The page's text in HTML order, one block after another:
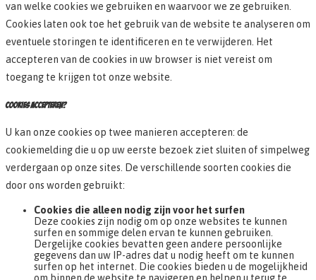
van welke cookies we gebruiken en waarvoor we ze gebruiken.
Cookies laten ook toe het gebruik van de website te analyseren om
eventuele storingen te identificeren en te verwijderen. Het
accepteren van de cookies in uw browser is niet vereist om
toegang te krijgen tot onze website.
COOKIES ACCEPTEREN?
U kan onze cookies op twee manieren accepteren: de
cookiemelding die u op uw eerste bezoek ziet sluiten of simpelweg
verdergaan op onze sites. De verschillende soorten cookies die
door ons worden gebruikt:
Cookies die alleen nodig zijn voor het surfen
Deze cookies zijn nodig om op onze websites te kunnen
surfen en sommige delen ervan te kunnen gebruiken.
Dergelijke cookies bevatten geen andere persoonlijke
gegevens dan uw IP-adres dat u nodig heeft om te kunnen
surfen op het internet. Die cookies bieden u de mogelijkheid